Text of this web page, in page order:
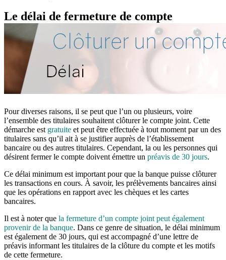
Le délai de fermeture de compte
Pour diverses raisons, il se peut que l’un ou plusieurs, voire
l’ensemble des titulaires souhaitent clôturer le compte joint. Cette
démarche est gratuite et peut être effectuée à tout moment par un des
titulaires sans qu’il ait à se justifier auprès de l’établissement
bancaire ou des autres titulaires. Cependant, la ou les personnes qui
désirent fermer le compte doivent émettre un préavis de 30 jours.
Ce délai minimum est important pour que la banque puisse clôturer
les transactions en cours. À savoir, les prélèvements bancaires ainsi
que les opérations en rapport avec les chèques et les cartes
bancaires.
Il est à noter que la fermeture d’un compte joint peut également
provenir de la banque. Dans ce genre de situation, le délai minimum
est également de 30 jours, qui est accompagné d’une lettre de
préavis informant les titulaires de la clôture du compte et les motifs
de cette fermeture.